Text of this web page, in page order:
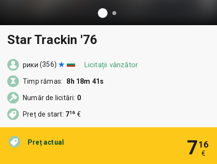
Star Trackin '76
Preț actual 716
€
рики (356) Licitații vânzător
Timp rămas: 8h 18m 41s
Număr de licitări: 0
Preț de start: 716 €